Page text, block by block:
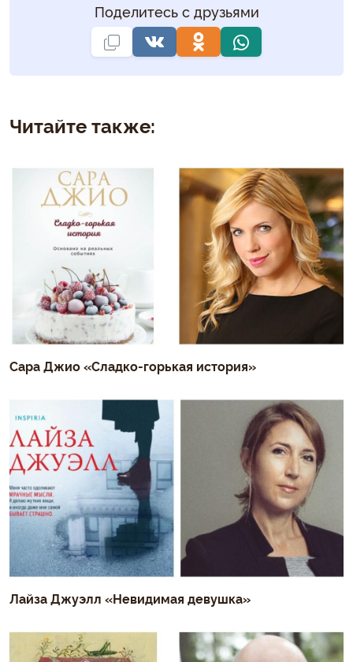
Поделитесь с друзьями
Читайте также:
Сара Джио «Сладко-горькая история»
Лайза Джуэлл «Невидимая девушка»